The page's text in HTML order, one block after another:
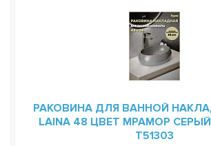
РАКОВИНА ДЛЯ ВАННОЙ
LAINA 48 ЦВЕТ МРАМОР
T51303